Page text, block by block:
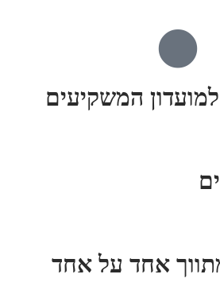
המשקיעים
אחד על אחד